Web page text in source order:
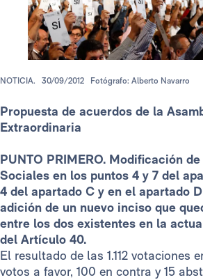
NOTICIA. 30/09/2012 Fotógrafo: Alberto Navarro
Propuesta de acuerdos de la
Extraordinaria
PUNTO PRIMERO. Modificación
Sociales en los puntos 4 y 7 del
4 del apartado C y en el apartado
adición de un nuevo inciso que
entre los dos existentes en la
del Artículo 40.
El resultado de las 1.112 votaciones
votos a favor, 100 en contra y 15